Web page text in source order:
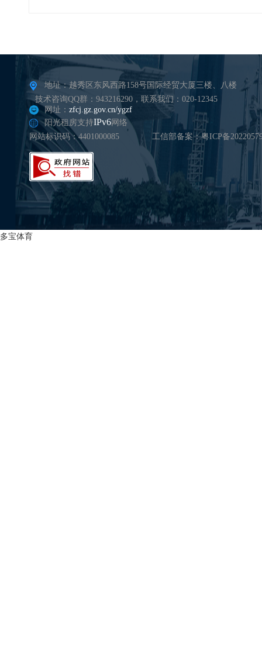
地址：越秀区东风西路158号国际经贸大厦三楼、八楼
技术咨询QQ群：943216290，联系我们：020-12345
网址： zfcj.gz.gov.cn/ygzf
阳光租房支持IPv6网络
网站标识码：4401000085
工信部备案：粤ICP备
多宝体育